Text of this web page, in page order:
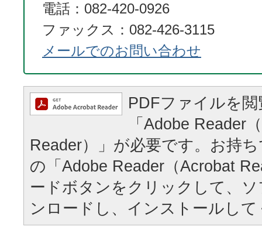
電話：082-420-0926
ファックス：082-426-3115
メールでのお問い合わせ
PDFファイルを
「Adobe Reader
Reader）」が必要です。お持
の「Adobe Reader（Acrobat
ードボタンをクリックして、
ンロードし、インストールし